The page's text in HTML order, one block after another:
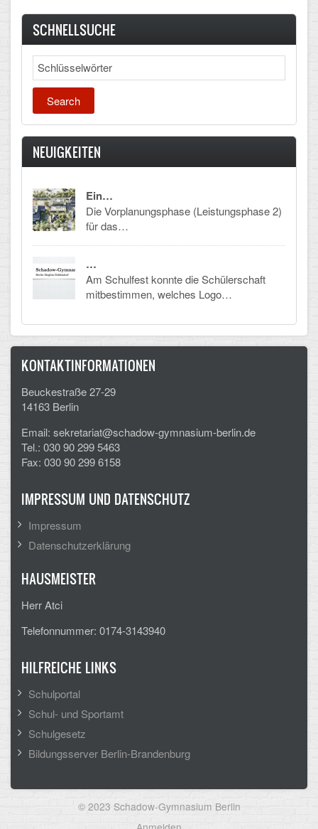
Schulzeitung: Der Gottfried
FÄCHER
Deutsch und Fremdsprachen
Ethik, Philosophie und Religion
Gesellschaftswissenschaften
Mathematik, Informatik und Naturwissenschaften
Musische Fächer
Umwahl 11. Kl.
mPA
Wahlfächer
TERMINE
CLOUD
Gitlab
SCHNELLSUCHE
Search
NEUIGKEITEN
Ein…
Die Vorplanungsphase (Leistungsphase 2)
für das…
…
Am Schulfest konnte die Schülerschaft
mitbestimmen, welches Logo…
KONTAKTINFORMATIONEN
Beuckestraße 27-29
14163 Berlin
Email: sekretariat@schadow-gymnasium-berlin.de
Tel.: 030 90 299 5463
Fax: 030 90 299 6158
IMPRESSUM UND DATENSCHUTZ
Impressum
Datenschutzerklärung
HAUSMEISTER
Herr Atci
Telefonnummer: 0174-3143940
HILFREICHE LINKS
Schulportal
Schul- und Sportamt
Schulgesetz
Bildungsserver Berlin-Brandenburg
© 2023 Schadow-Gymnasium Berlin